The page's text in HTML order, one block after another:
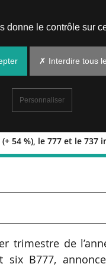
54 %), le 777 et le 737
trimestre
trimestre de
six B777,
donne le contrôle sur
✗ Interdire tous
Personnaliser